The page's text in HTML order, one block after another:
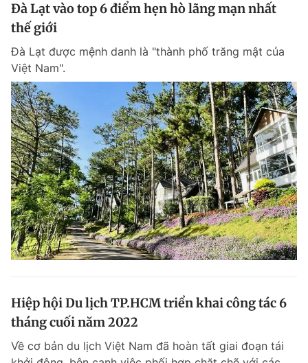
Đà Lạt vào top 6 điểm hẹn hò lãng mạn nhất
thế giới
Đà Lạt được mệnh danh là "thành phố trăng mật của
Việt Nam".
Hiệp hội Du lịch TP.HCM triển khai công tác 6
tháng cuối năm 2022
Về cơ bản du lịch Việt Nam đã hoàn tất giai đoạn tái